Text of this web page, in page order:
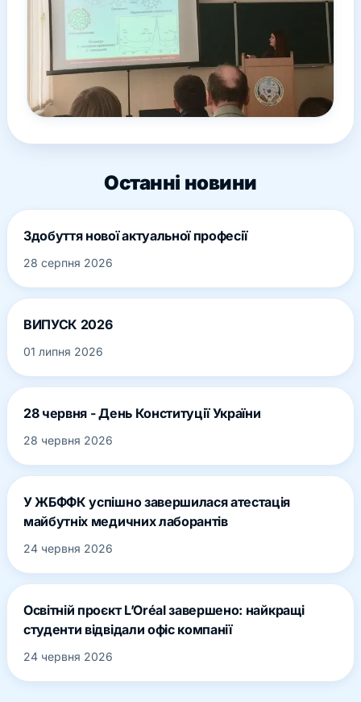
Останні новини
Здобуття нової актуальної професії
28 серпня 2026
ВИПУСК 2026
01 липня 2026
28 червня - День Конституції України
28 червня 2026
У ЖБФФК успішно завершилася атестація
майбутніх медичних лаборантів
24 червня 2026
Освітній проєкт L’Oréal завершено: найкращі
студенти відвідали офіс компанії
24 червня 2026